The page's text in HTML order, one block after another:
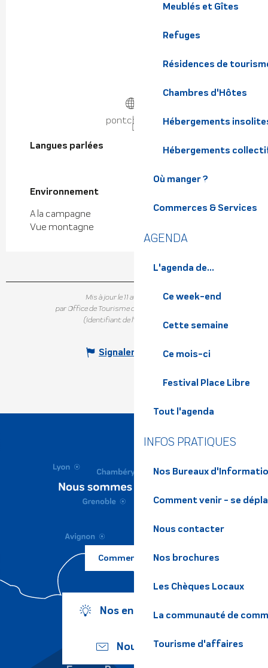
Meublés et Gîtes
Refuges
Résidences de
Chambres d'Hôtes
Hébergements
Hébergements
Où manger ?
Commerces & Services
AGENDA
L'agenda de...
Ce week-end
Cette semaine
Ce mois-ci
Festival Place Libre
Tout l'agenda
INFOS PRATIQUES
Nos Bureaux
Comment venir - se
Nous contacter
Nos brochures
Les Chèques Locaux
La communauté de
Tourisme d'affaires
pontcharra.fr
Langues parlées
Langues parlées
Environnement
Environnement
A la campagne
Vue montagne
Mis à jour le 11 avril 2025 à 11:54
par Office de Tourisme de Belledonne Chartreuse
(Identifiant de l'offre :
Signaler une erreur
Comment venir ?
Nos engagements
Nous écrire